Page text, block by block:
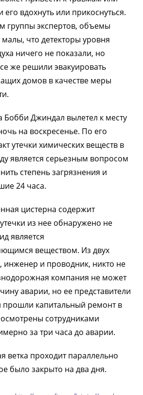
его вдохнуть или прикоснуться.
группы экспертов, объемы
малы, что детекторы уровня
ничего не показали, но
же решили эвакуировать
домов в качестве меры
Бобби Джиндал вылетел к месту
на воскресенье. По его
утечки химических веществ в
является серьезным вопросом
степень загрязнения и
24 часа.
цистерна содержит
из нее обнаружено не
является
веществом. Из двух
инженер и проводник, никто не
компания не может
аварии, но ее представители
прошли капитальный ремонт в
сотрудниками
за три часа до аварии.
ветка проходит параллельно
было закрыто на два дня.